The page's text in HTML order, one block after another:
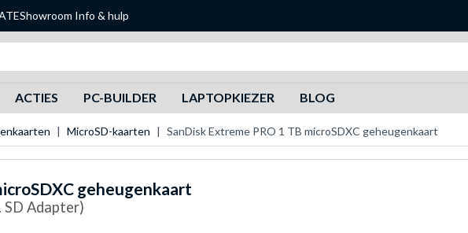
Showroom Info & hulp
ACTIES PC-BUILDER LAPTOPKIEZER BLOG
MicroSD-kaarten SanDisk Extreme PRO 1 TB microSDXC geheugenkaart
geheugenkaart
SD Adapter)